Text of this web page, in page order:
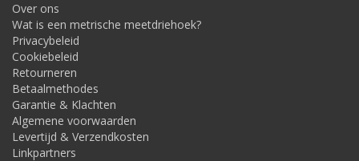
Over ons
Wat is een metrische meetdriehoek?
Privacybeleid
Cookiebeleid
Retourneren
Betaalmethodes
Garantie & Klachten
Algemene voorwaarden
Levertijd & Verzendkosten
Linkpartners